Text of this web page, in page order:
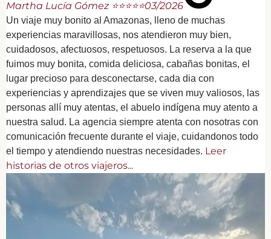
Martha Lucía Gómez ⭐⭐⭐⭐⭐03/2026
Un viaje muy bonito al Amazonas, lleno de muchas
experiencias maravillosas, nos atendieron muy bien,
cuidadosos, afectuosos, respetuosos. La reserva a la que
fuimos muy bonita, comida deliciosa, cabañas bonitas, el
lugar precioso para desconectarse, cada dia con
experiencias y aprendizajes que se viven muy valiosos, las
personas allí muy atentas, el abuelo indígena muy atento a
nuestra salud. La agencia siempre atenta con nosotras con
comunicación frecuente durante el viaje, cuidandonos todo
el tiempo y atendiendo nuestras necesidades. Leer
historias de otros viajeros...